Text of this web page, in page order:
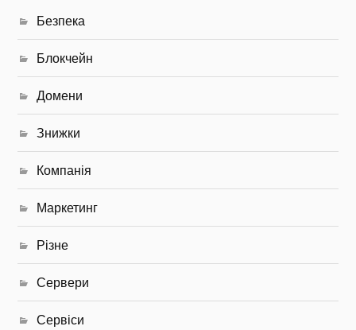
Безпека
Блокчейн
Домени
Знижки
Компанія
Маркетинг
Різне
Сервери
Сервіси